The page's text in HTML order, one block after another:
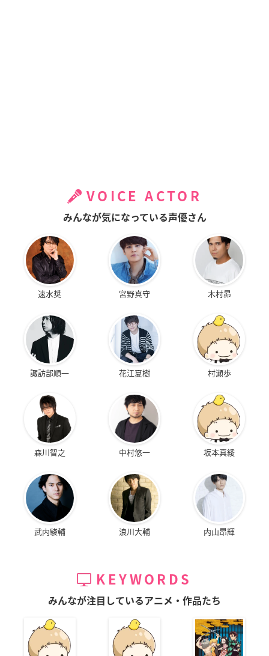
VOICE ACTOR
みんなが気になっている声優さん
速水奨 宮野真守 木村昴
諏訪部順一 花江夏樹 村瀬歩
森川智之 中村悠一 坂本真綾
武内駿輔 浪川大輔 内山昂輝
KEYWORDS
みんなが注目しているアニメ・作品たち